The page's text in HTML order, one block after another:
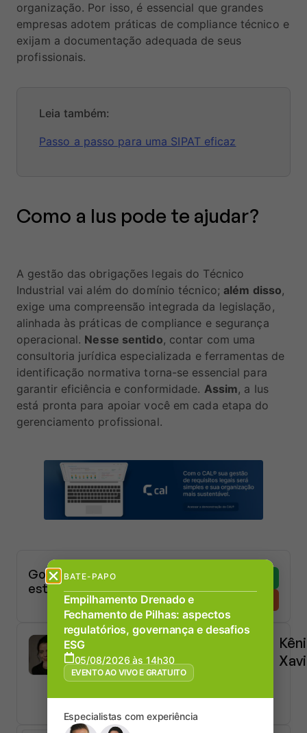
organização. Por isso, é essencial que grandes
empresas adotem práticas de compliance técnico e
exijam a documentação adequada de seus
profissionais.
Leia também:
Passo a passo para uma SIPAT eficaz
Como a Ius pode te ajudar?
A gestão das obrigações legais do Técnico
Industrial vai além do domínio técnico;além disso,
exige uma compreensão integrada da legislação,
alinhada às práticas de compliance e segurança
operacional. Nesse sentido, contar com uma
consultoria jurídica especializada e ferramentas de
identificação normativa torna-se essencial para
garantir eficiência e conformidade. Assim, a Ius
está pronta para apoiar você em cada etapa do
gerenciamento profissional.
Gostou ou foi útil
este conteúdo?
BATE-PAPO
Empilhamento Drenado e
Fechamento de Pilhas: aspectos
regulatórios, governança e desafios
ESG
05/08/2026 às 14h30
EVENTO AO VIVO E GRATUITO
Especialistas com experiência